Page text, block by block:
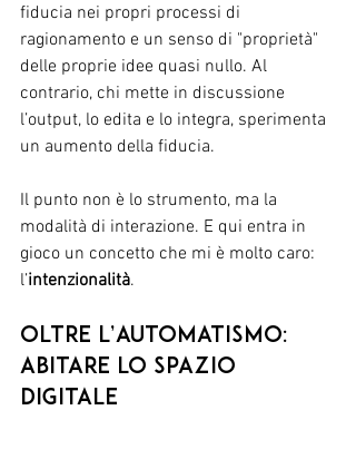
fiducia nei propri processi di
ragionamento e un senso di "proprietà"
delle proprie idee quasi nullo. Al
contrario, chi mette in discussione
l’output, lo edita e lo integra, sperimenta
un aumento della fiducia.
Il punto non è lo strumento, ma la
modalità di interazione. E qui entra in
gioco un concetto che mi è molto caro:
l’intenzionalità.
Oltre l’automatismo:
abitare lo spazio
digitale